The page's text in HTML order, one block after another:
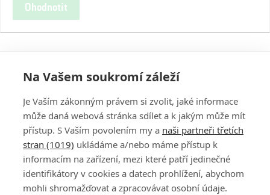
Ohodnotit
PŘIHLÁSIT
REGISTROVAT
DISKUZE
Na Vašem soukromí záleží
Je Vaším zákonným právem si zvolit, jaké informace
může daná webová stránka sdílet a k jakým může mít
přístup. S Vaším povolením my a naši partneři třetích
stran (1019) ukládáme a/nebo máme přístup k
informacím na zařízení, mezi které patří jedinečné
identifikátory v cookies a datech prohlížení, abychom
mohli shromažďovat a zpracovávat osobní údaje.